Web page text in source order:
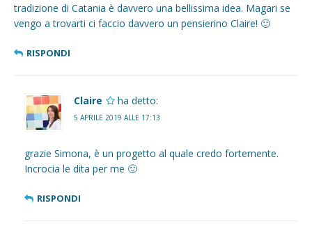
tradizione di Catania è davvero una bellissima idea. Magari se
vengo a trovarti ci faccio davvero un pensierino Claire! 🙂
RISPONDI
Claire ha detto:
5 APRILE 2019 ALLE 17:13
grazie Simona, è un progetto al quale credo fortemente.
Incrocia le dita per me 🙂
RISPONDI